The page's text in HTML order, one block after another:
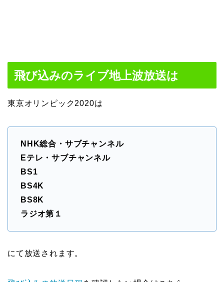
飛び込みのライブ地上波放送は
東京オリンピック2020は
NHK総合・サブチャンネル
Eテレ・サブチャンネル
BS1
BS4K
BS8K
ラジオ第１
にて放送されます。